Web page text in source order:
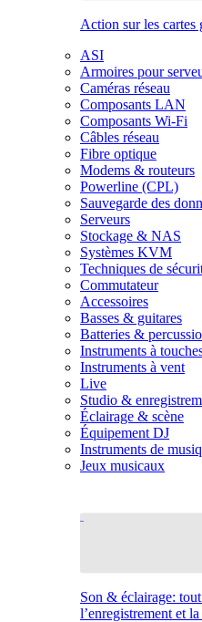
Action sur les cartes
ASI
Armoires pour
Caméras réseau
Composants LAN
Composants Wi-Fi
Câbles réseau
Fibre optique
Modems & routeurs
Powerline (CPL)
Sauvegarde des
Serveurs
Stockage & NAS
Systèmes KVM
Techniques de
Commutateur
Accessoires
Basses & guitares
Batteries &
Instruments à
Instruments à vent
Live
Studio &
Éclairage & scène
Équipement DJ
Instruments de
Jeux musicaux
Son & éclairage:
l’enregistrement et la